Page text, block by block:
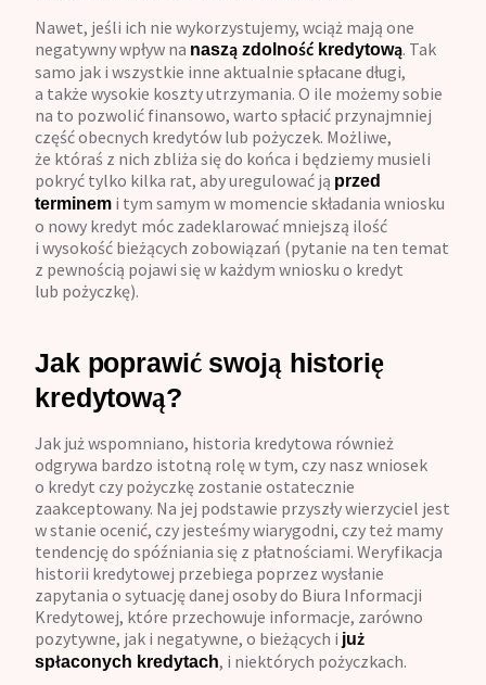
Nawet, jeśli ich nie wykorzystujemy, wciąż mają one
negatywny wpływ na naszą zdolność kredytową. Tak
samo jak i wszystkie inne aktualnie spłacane długi,
a także wysokie koszty utrzymania. O ile możemy sobie
na to pozwolić finansowo, warto spłacić przynajmniej
część obecnych kredytów lub pożyczek. Możliwe,
że któraś z nich zbliża się do końca i będziemy musieli
pokryć tylko kilka rat, aby uregulować ją przed
terminem i tym samym w momencie składania wniosku
o nowy kredyt móc zadeklarować mniejszą ilość
i wysokość bieżących zobowiązań (pytanie na ten temat
z pewnością pojawi się w każdym wniosku o kredyt
lub pożyczkę).
Jak poprawić swoją historię
kredytową?
Jak już wspomniano, historia kredytowa również
odgrywa bardzo istotną rolę w tym, czy nasz wniosek
o kredyt czy pożyczkę zostanie ostatecznie
zaakceptowany. Na jej podstawie przyszły wierzyciel jest
w stanie ocenić, czy jesteśmy wiarygodni, czy też mamy
tendencję do spóźniania się z płatnościami. Weryfikacja
historii kredytowej przebiega poprzez wysłanie
zapytania o sytuację danej osoby do Biura Informacji
Kredytowej, które przechowuje informacje, zarówno
pozytywne, jak i negatywne, o bieżących i już
spłaconych kredytach, i niektórych pożyczkach.